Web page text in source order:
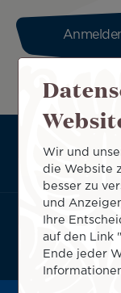
Footer
menu
block
Useful services
App
Wir und
die Website
besser zu
und
Ihre
auf den Link
Ende jeder